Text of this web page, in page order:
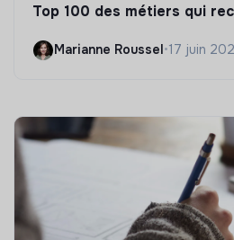
Top 100 des métiers qui
Marianne Roussel•17 juin